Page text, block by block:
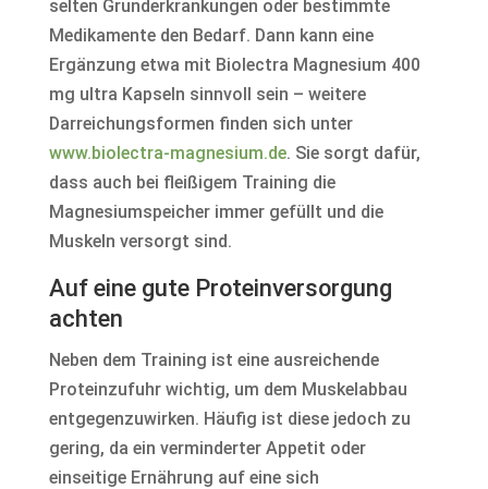
selten Grunderkrankungen oder bestimmte
Medikamente den Bedarf. Dann kann eine
Ergänzung etwa mit Biolectra Magnesium 400
mg ultra Kapseln sinnvoll sein – weitere
Darreichungsformen finden sich unter
www.biolectra-magnesium.de. Sie sorgt dafür,
dass auch bei fleißigem Training die
Magnesiumspeicher immer gefüllt und die
Muskeln versorgt sind.
Auf eine gute Proteinversorgung
achten
Neben dem Training ist eine ausreichende
Proteinzufuhr wichtig, um dem Muskelabbau
entgegenzuwirken. Häufig ist diese jedoch zu
gering, da ein verminderter Appetit oder
einseitige Ernährung auf eine sich